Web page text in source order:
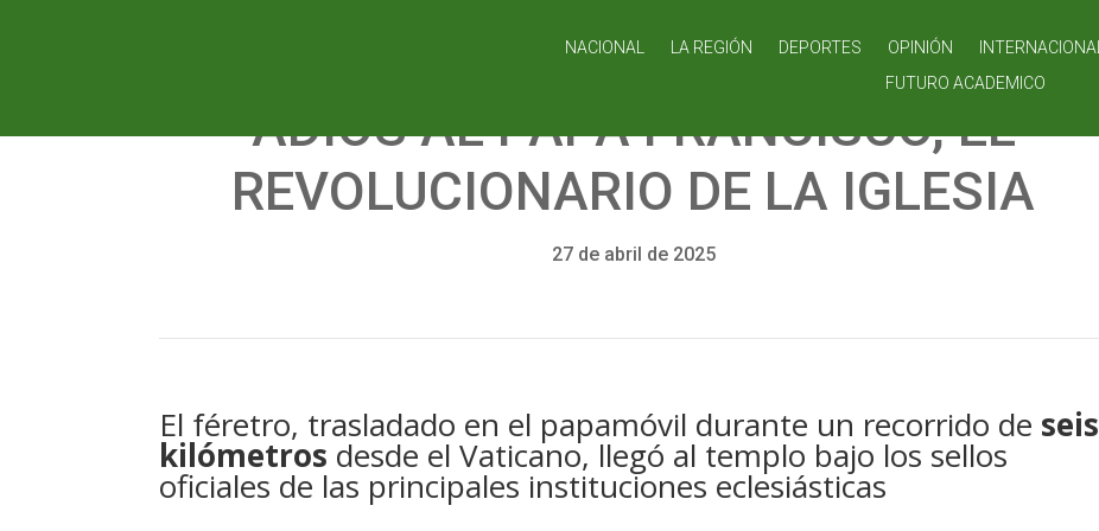
NACIONAL LA REGIÓN DEPORTES OPINIÓN INTERNACIONAL
FUTURO ACADEMICO
ADIÓS AL PAPA FRANCISCO, EL
REVOLUCIONARIO DE LA IGLESIA
27 de abril de 2025
El féretro, trasladado en el papamóvil durante un recorrido de seis
kilómetros desde el Vaticano, llegó al templo bajo los sellos
oficiales de las principales instituciones eclesiásticas